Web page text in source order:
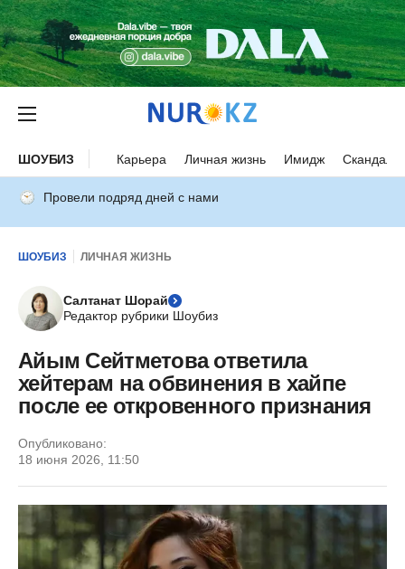
ШОУБИЗ Карьера Личная жизнь Имидж Скандалы
Провели подряд дней с нами
ШОУБИЗ ЛИЧНАЯ ЖИЗНЬ
Салтанат Шорай
Редактор рубрики Шоубиз
Айым Сейтметова ответила
хейтерам на обвинения в хайпе
после ее откровенного признания
Опубликовано:
18 июня 2026, 11:50